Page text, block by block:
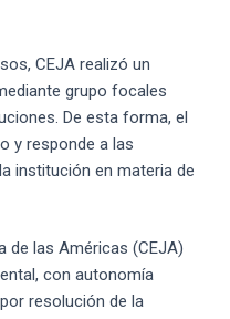
CEJA realizó un
grupo focales
De esta forma, el
y responde a las
institución en materia de
de las Américas (CEJA)
con autonomía
resolución de la